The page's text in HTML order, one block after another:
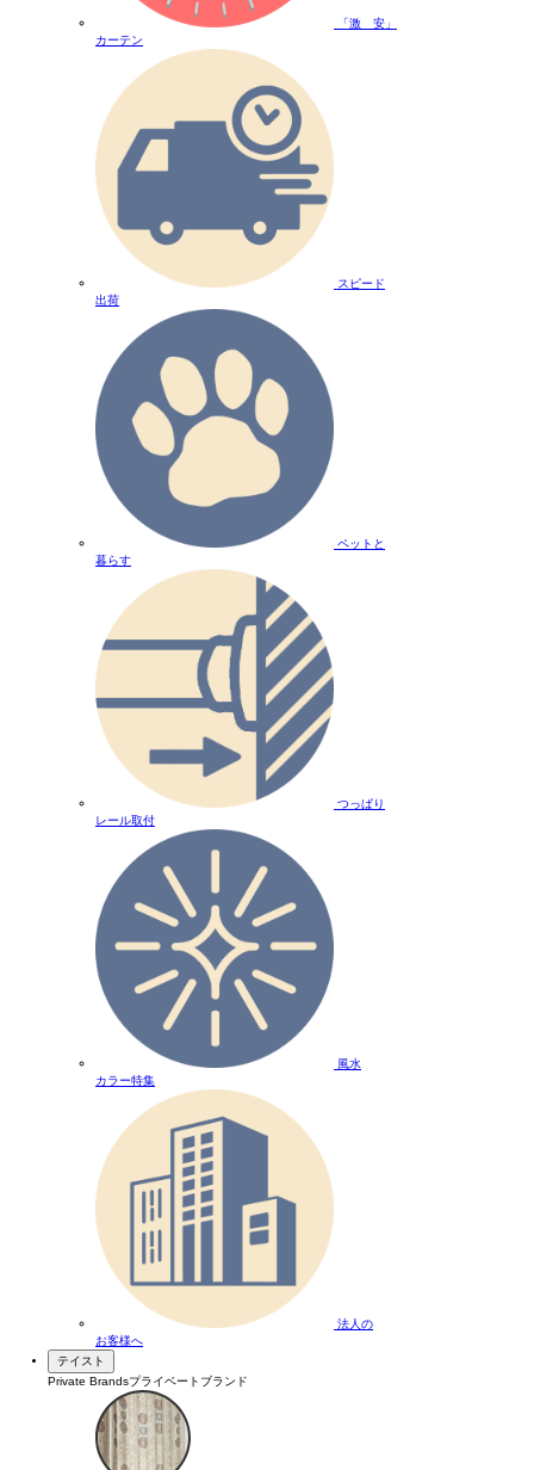
「激 安」
カーテン
スピード
出荷
ペットと
暮らす
つっぱり
レール取付
風水
カラー特集
法人の
お客様へ
テイスト
Private Brandsプライベートブランド